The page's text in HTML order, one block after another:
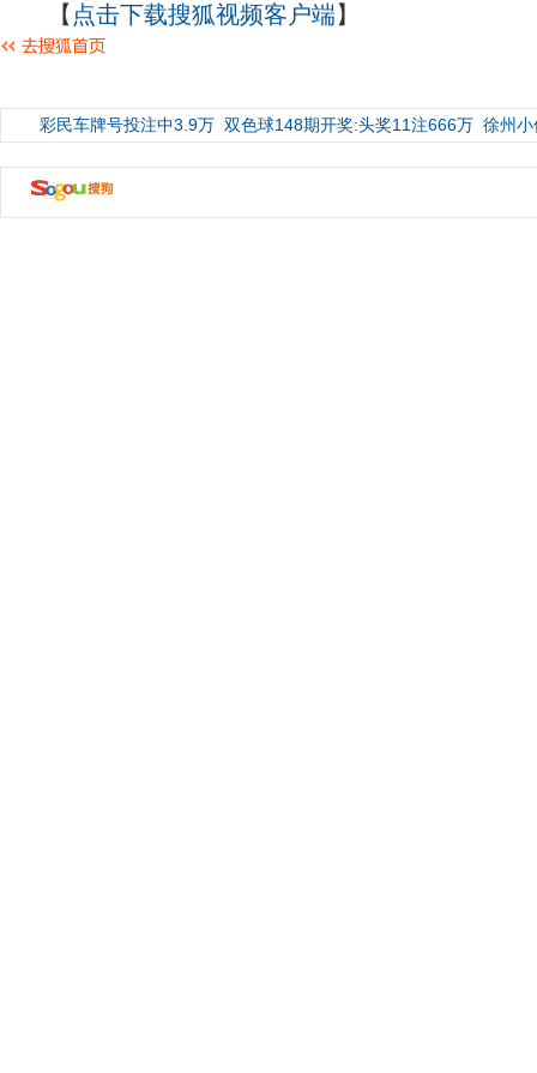
【 点击下载搜狐视频客户端】
彩民车牌号投注中3.9万 双色球148期开奖:头奖11注666万 徐州